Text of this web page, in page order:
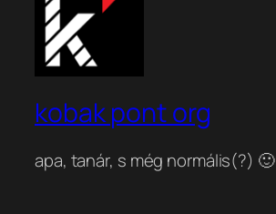
kobak pont org
apa, tanár, s még normális(?) 🙂